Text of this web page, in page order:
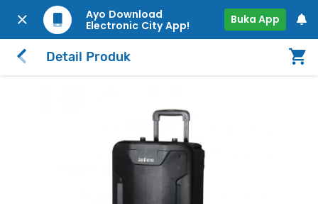
Ayo Download
Electronic City App!
Buka App
Detail Produk